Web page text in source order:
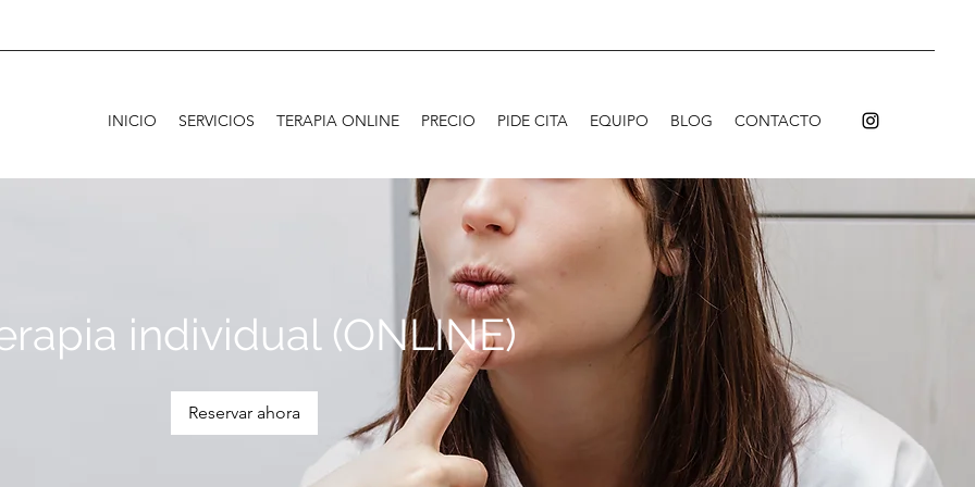
INICIO SERVICIOS TERAPIA ONLINE PRECIO PIDE CITA EQUIPO BLOG CONTACTO
individual (ONLINE)
Reservar ahora